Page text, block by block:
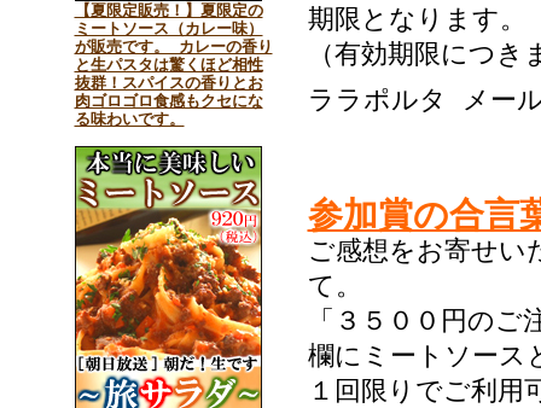
【夏限定販売！】夏限定の
ミートソース（カレー味）
が販売です。 カレーの香り
と生パスタは驚くほど相性
抜群！スパイスの香りとお
肉ゴロゴロ食感もクセにな
る味わいです。
期限となります。
（有効期限につ
ララポルタ メー
参加賞の合言
ご感想をお寄せ
て。
「３５００円の
欄にミートソース
１回限りでご利用